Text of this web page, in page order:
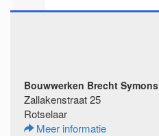
Bouwwerken Brecht Symons
Zallakenstraat 25
Rotselaar
Meer informatie